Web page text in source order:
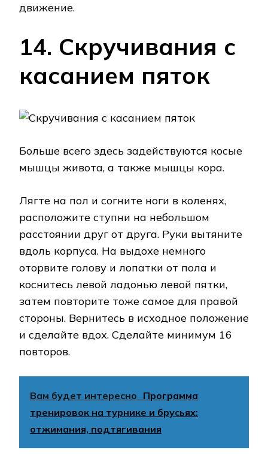
движение.
14. Скручивания с
касанием пяток
Больше всего здесь задействуются косые
мышцы живота, а также мышцы кора.
Лягте на пол и согните ноги в коленях,
расположите ступни на небольшом
расстоянии друг от друга. Руки вытяните
вдоль корпуса. На выдохе немного
оторвите голову и лопатки от пола и
коснитесь левой ладонью левой пятки,
затем повторите тоже самое для правой
стороны. Вернитесь в исходное положение
и сделайте вдох. Сделайте минимум 16
повторов.
Вам будет интересно Программа
тренировок на турнике и брусьях:
отжимания, подтягивания